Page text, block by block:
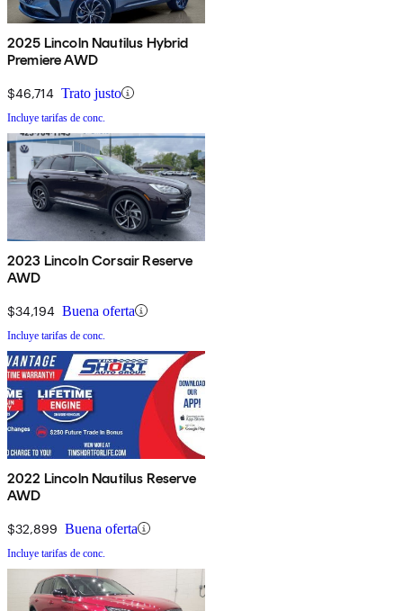
2025 Lincoln Nautilus Hybrid
Premiere AWD
$46,714 Trato justo
Incluye tarifas de conc.
2023 Lincoln Corsair Reserve
AWD
$34,194 Buena oferta
Incluye tarifas de conc.
2022 Lincoln Nautilus Reserve
AWD
$32,899 Buena oferta
Incluye tarifas de conc.